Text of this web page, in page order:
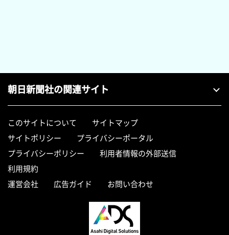
朝日新聞社の関連サイト
このサイトについて
サイトマップ
サイトポリシー
プライバシーポータル
プライバシーポリシー
利用者情報の外部送信
利用規約
運営会社
広告ガイド お問い合わせ